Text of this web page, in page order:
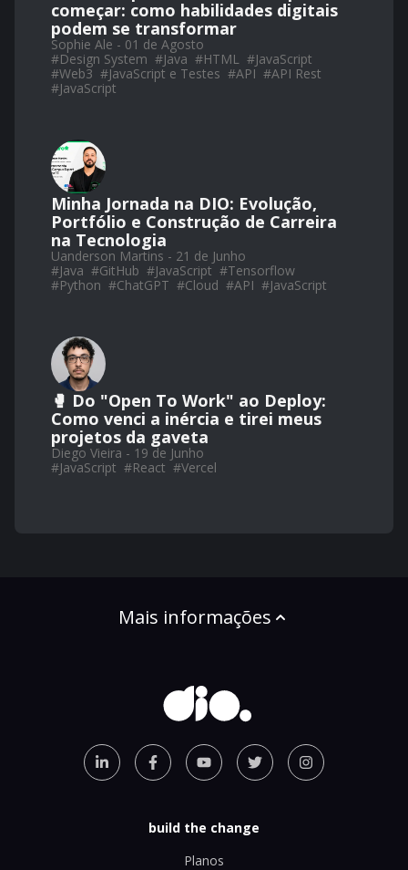
começar: como habilidades digitais
podem se transformar
Sophie Ale - 01 de Agosto
#Design System #Java #HTML #JavaScript
#Web3 #JavaScript e Testes #API #API Rest
#JavaScript
Minha Jornada na DIO: Evolução,
Portfólio e Construção de Carreira
na Tecnologia
Uanderson Martins - 21 de Junho
#Java #GitHub #JavaScript #Tensorflow
#Python #ChatGPT #Cloud #API #JavaScript
🥊 Do "Open To Work" ao Deploy:
Como venci a inércia e tirei meus
projetos da gaveta
Diego Vieira - 19 de Junho
#JavaScript #React #Vercel
Mais informações
build the change
Planos